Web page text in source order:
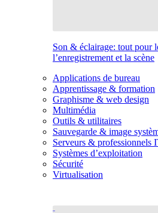
Son & éclairage: tout pour
l’enregistrement et la scène
Applications de bureau
Apprentissage & formation
Graphisme & web design
Multimédia
Outils & utilitaires
Sauvegarde & image
Serveurs & professionnels
Systèmes d’exploitation
Sécurité
Virtualisation